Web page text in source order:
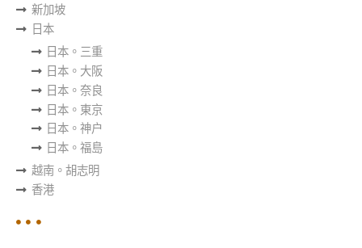
新加坡
日本
日本。三重
日本。大阪
日本。奈良
日本。東京
日本。神户
日本。福島
越南。胡志明
香港